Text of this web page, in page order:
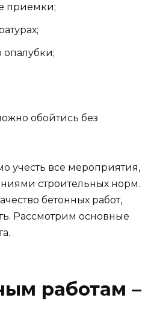
приемки;
обойтись без
учесть все мероприятия,
строительных норм.
бетонных работ,
Рассмотрим основные
работам –